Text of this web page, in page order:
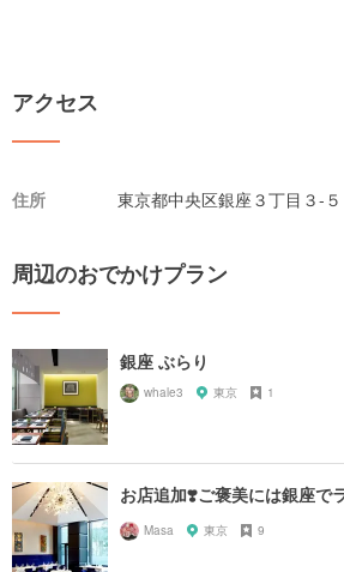
アクセス
住所 東京都中央区銀座３丁目３-５
周辺のおでかけプラン
銀座 ぶらり
whale3 東京 1
お店追加❣️ご褒美には銀座で
Masa 東京 9